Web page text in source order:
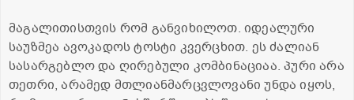
მაგალითისთვის რომ განვიხილოთ. იდეალური
საუზმეა ავოკადოს ტოსტი კვერცხით. ეს ძალიან
სასარგებლო და ღირებული კომბინაციაა. პური არა
თეთრი, არამედ მთლიანმარცვლოვანი უნდა იყოს,